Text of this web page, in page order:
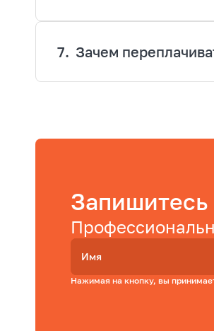
7. Зачем
Запишитесь
Имя
Нажимая на кнопку, вы